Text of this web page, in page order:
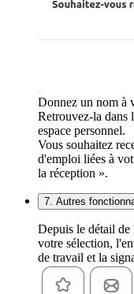
Donnez un nom à
Retrouvez-la dans
espace personnel.
Vous souhaitez
d'emploi liées à
la réception ».
7. Autres
Depuis le détail
votre sélection,
de travail et la